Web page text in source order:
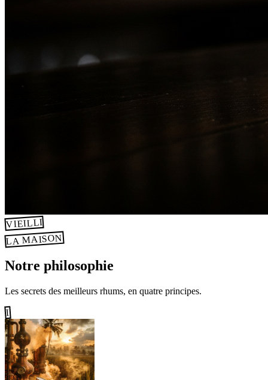
VIEILLI
LA MAISON
Notre philosophie
Les secrets des meilleurs rhums, en quatre principes.
I